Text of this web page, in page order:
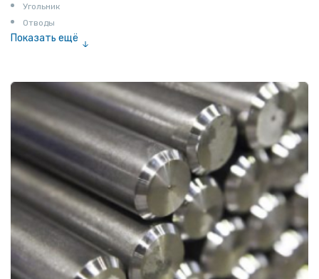
Угольник
Отводы
Показать ещё
Соединение «американка»
Штуцеры
Сгоны
Удлинители для труб
Крестовины
Контргайки